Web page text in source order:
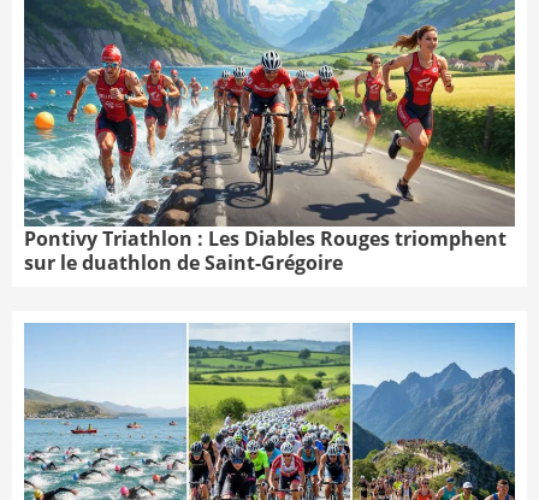
Pontivy Triathlon : Les Diables Rouges triomphent
sur le duathlon de Saint-Grégoire